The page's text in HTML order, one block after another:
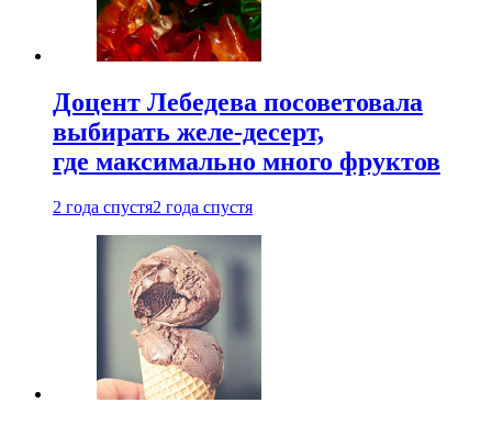
Доцент Лебедева посоветовала
выбирать желе-десерт,
где максимально много фруктов
2 года спустя2 года спустя